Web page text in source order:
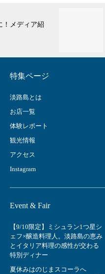
淡路島在住＆
30%OFF休日
特集ページ
淡路島とは
お店一覧
体験レポート
観光情報
アクセス
Instagram
Event & Fair
【9/10限定】ミシュラン1つ星シ
ェフ×醸造料理人。淡路島の恵み
とイタリア料理の感性が交わる
特別ディナー
夏休みはのじまスコーラへ